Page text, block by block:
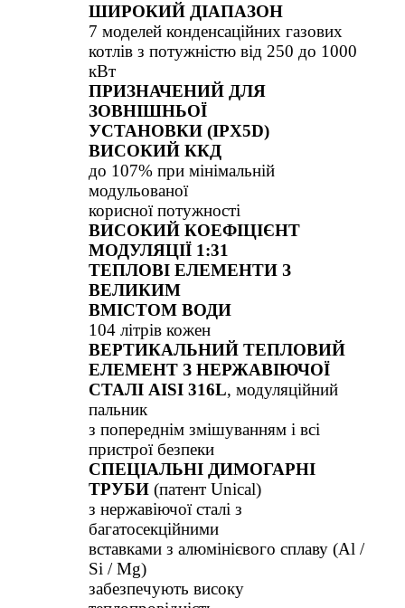
ШИРОКИЙ ДІАПАЗОН
7 моделей конденсаційних газових
котлів з потужністю від 250 до 1000
кВт
ПРИЗНАЧЕНИЙ ДЛЯ
ЗОВНІШНЬОЇ
УСТАНОВКИ (IPX5D)
ВИСОКИЙ ККД
до 107% при мінімальній
модульованої
корисної потужності
ВИСОКИЙ КОЕФІЦІЄНТ
МОДУЛЯЦІЇ 1:31
ТЕПЛОВІ ЕЛЕМЕНТИ З
ВЕЛИКИМ
ВМІСТОМ ВОДИ
104 літрів кожен
ВЕРТИКАЛЬНИЙ ТЕПЛОВИЙ
ЕЛЕМЕНТ З НЕРЖАВІЮЧОЇ
СТАЛІ AISI 316L, модуляційний
пальник
з попереднім змішуванням і всі
пристрої безпеки
СПЕЦІАЛЬНІ ДИМОГАРНІ
ТРУБИ (патент Unical)
з нержавіючої сталі з
багатосекційними
вставками з алюмінієвого сплаву (Al /
Si / Mg)
забезпечують високу